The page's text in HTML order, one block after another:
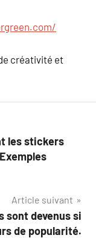
créativité et
les stickers
Article suivant
sont devenus si
de popularité.